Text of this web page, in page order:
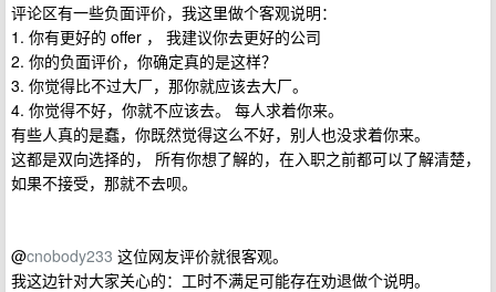
评论区有一些负面评价，我这里做个客观说明：
1. 你有更好的 offer ， 我建议你去更好的公司
2. 你的负面评价，你确定真的是这样？
3. 你觉得比不过大厂，那你就应该去大厂。
4. 你觉得不好，你就不应该去。 每人求着你来。
有些人真的是蠢，你既然觉得这么不好，别人也没求着你来。
这都是双向选择的， 所有你想了解的，在入职之前都可以了解清楚，
如果不接受，那就不去呗。
@cnobody233 这位网友评价就很客观。
我这边针对大家关心的：工时不满足可能存在劝退做个说明。